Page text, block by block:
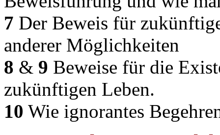
7 Der Beweis für
anderer Möglichkeiten
8 & 9 Beweise für die
zukünftigen Leben.
10 Wie ignorantes